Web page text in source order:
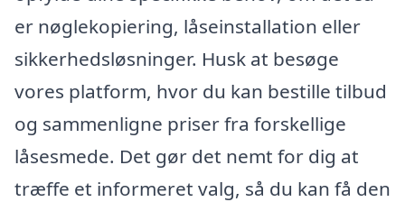
er nøglekopiering, låseinstallation eller
sikkerhedsløsninger. Husk at besøge
vores platform, hvor du kan bestille tilbud
og sammenligne priser fra forskellige
låsesmede. Det gør det nemt for dig at
træffe et informeret valg, så du kan få den